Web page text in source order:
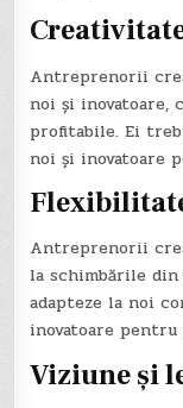
Antreprenorii
noi și inovatoare,
profitabile. Ei
noi și inovatoare
Antreprenorii
la schimbările din
adapteze la noi
inovatoare
Viziune și